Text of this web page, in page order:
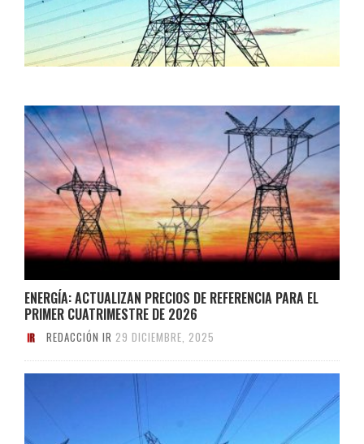
ENERGÍA: ACTUALIZAN PRECIOS DE REFERENCIA PARA EL
PRIMER CUATRIMESTRE DE 2026
REDACCIÓN IR 29 DICIEMBRE, 2025